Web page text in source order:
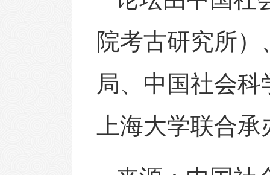
院考古研究所
局、中国社会科
上海大学联合承